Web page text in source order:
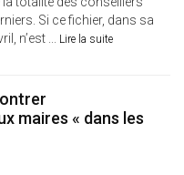
Si ce fichier, dans sa
n’est ... Lire la suite
maires « dans les